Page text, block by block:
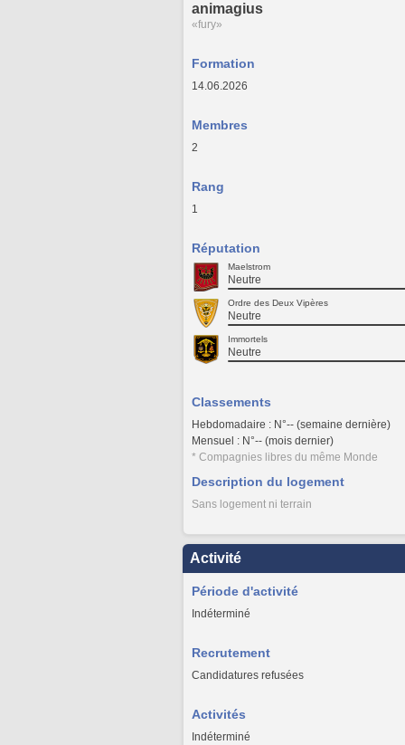
animagius
«fury»
Formation
14.06.2026
Membres
2
Rang
1
Réputation
Maelstrom
Neutre
Ordre des Deux Vipères
Neutre
Immortels
Neutre
Classements
Hebdomadaire : N°-- (semaine dernière)
Mensuel : N°-- (mois dernier)
* Compagnies libres du même Monde
Description du logement
Sans logement ni terrain
Activité
Période d'activité
Indéterminé
Recrutement
Candidatures refusées
Activités
Indéterminé